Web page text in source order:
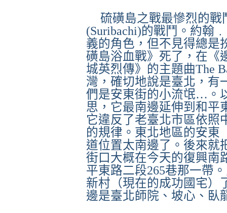
硫磺島之戰最慘烈的
(Suribachi)的戰鬥。約翰
義的角色，但不見得總是
磺島浴血戰》死了，在《
城英烈傳》的主題曲The
灣，確切地說是臺北，有
們是安東街的小流氓… 。
思，它最南邊延伸到和平
它違反了老臺北市區依照
的規律。東北地區的安東
道位置太南邊了。後來就
街口大概在今天的復興南
平東路二段265巷那一帶
新村（現在的成功國宅）
邊是臺北師院、坡心、臥